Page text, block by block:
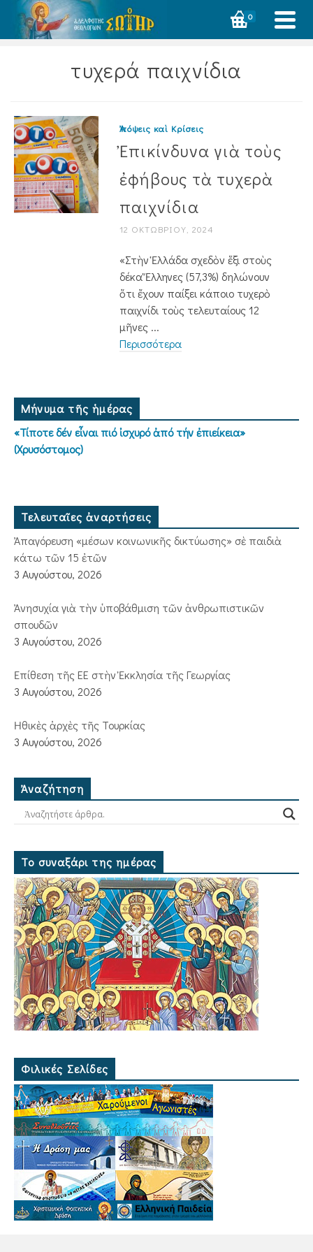
0
τυχερά παιχνίδια
Ἀπόψεις καὶ Κρίσεις
Ἐπικίνδυνα γιὰ τοὺς
ἐφήβους τὰ τυχερὰ
παιχνίδια
12 ΟΚΤΩΒΡΊΟΥ, 2024
«Στὴν Ἑλλάδα σχεδὸν ἕξι στοὺς
δέκα Ἕλληνες (57,3%) δηλώνουν
ὅτι ἔχουν παίξει κάποιο τυχερὸ
παιχνίδι τοὺς τελευταίους 12
μῆνες ...
Περισσότερα
Μήνυμα τῆς ἡμέρας
«Τίποτε δέν εἶναι πιό ἰσχυρό ἀπό τήν ἐπιείκεια»
(Χρυσόστομος)
Τελευταῖες ἀναρτήσεις
Ἀπαγόρευση «μέσων κοινωνικῆς δικτύωσης» σὲ παιδιὰ
κάτω τῶν 15 ἐτῶν
3 Αυγούστου, 2026
Ἀνησυχία γιὰ τὴν ὑποβάθμιση τῶν ἀνθρωπιστικῶν
σπουδῶν
3 Αυγούστου, 2026
Ἐπίθεση τῆς ΕΕ στὴν Ἐκκλησία τῆς Γεωργίας
3 Αυγούστου, 2026
Ἠθικὲς ἀρχὲς τῆς Τουρκίας
3 Αυγούστου, 2026
Ἀναζήτηση
Το συναξάρι της ημέρας
Φιλικές Σελίδες